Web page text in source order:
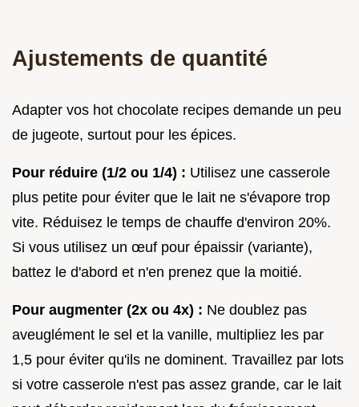
Ajustements de quantité
Adapter vos hot chocolate recipes demande un peu
de jugeote, surtout pour les épices.
Pour réduire (1/2 ou 1/4) : Utilisez une casserole
plus petite pour éviter que le lait ne s'évapore trop
vite. Réduisez le temps de chauffe d'environ 20%.
Si vous utilisez un œuf pour épaissir (variante),
battez le d'abord et n'en prenez que la moitié.
Pour augmenter (2x ou 4x) : Ne doublez pas
aveuglément le sel et la vanille, multipliez les par
1,5 pour éviter qu'ils ne dominent. Travaillez par lots
si votre casserole n'est pas assez grande, car le lait